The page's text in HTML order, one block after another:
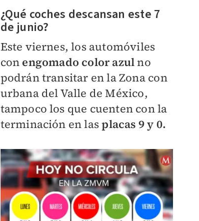
¿Qué coches descansan este 7
de junio?
Este viernes, los automóviles
con engomado color azulno
podrán transitar en la Zona con
urbana del Valle de México,
tampoco los que cuenten con la
terminación en lasplacas 9 y 0.